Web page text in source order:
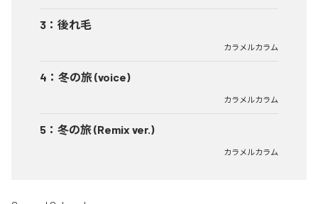
3 ： 後れ毛
カラメルカラム
4 ： 冬の旅 (voice)
カラメルカラム
5 ： 冬の旅 (Remix ver.)
カラメルカラム